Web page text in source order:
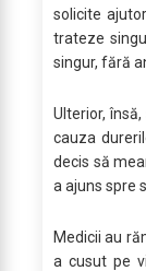
solicite
trateze
singur, fără
Ulterior,
cauza
decis să
a ajuns spre
Medicii au
a cusut pe